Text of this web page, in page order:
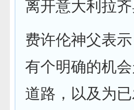
离开意大利拉齐
费许伦神父表
有个明确的机
道路，以及为